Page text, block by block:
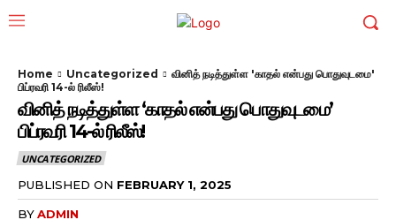
Home Uncategorized
வினித் நடித்துள்ள 'காதல் என்பது பொதுவுடமை'
பிப்ரவரி 14-ல் ரிலீஸ்!
வினித் நடித்துள்ள ‘காதல் என்பது பொதுவுடமை’
பிப்ரவரி 14-ல் ரிலீஸ்!
UNCATEGORIZED
PUBLISHED ON FEBRUARY 1, 2025
BYADMIN